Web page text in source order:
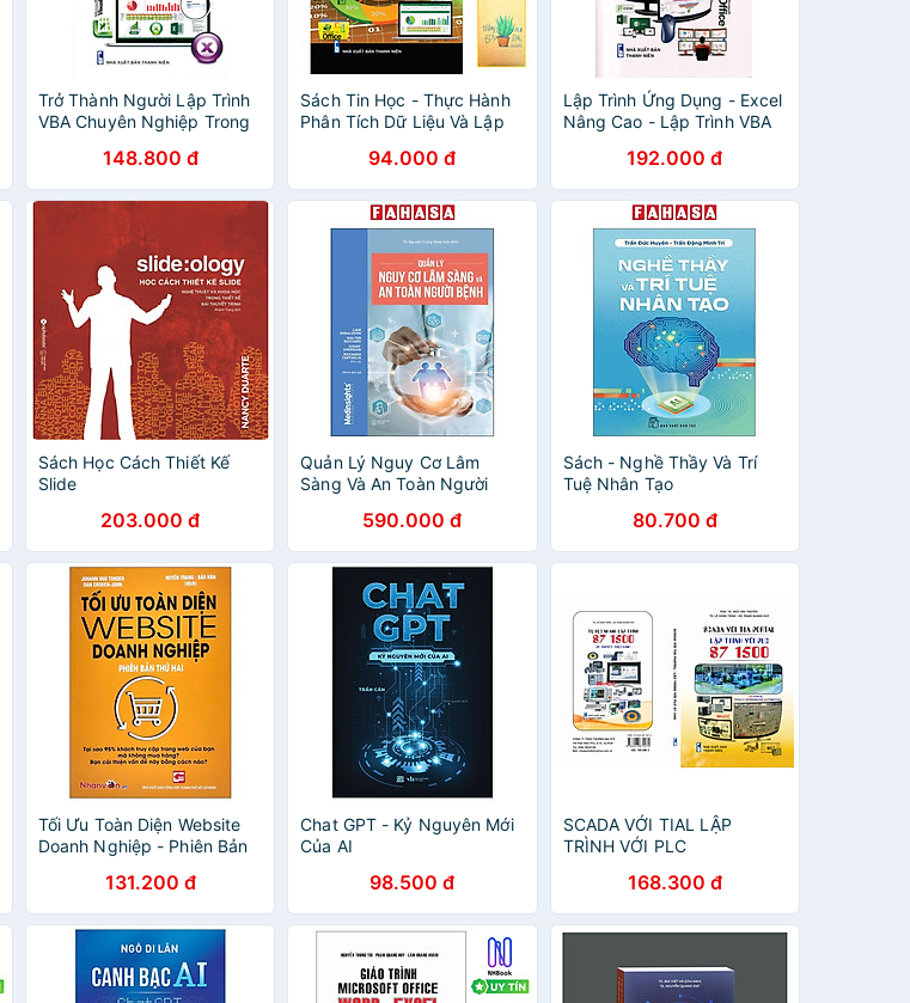
Trở Thành Người Lập Trình
VBA Chuyên Nghiệp Trong
148.800 đ
Sách Tin Học - Thực Hành
Phân Tích Dữ Liệu Và Lập
Excel- Bìa mềm- ( Tặng Sổ
Tay Xương Rồng )
94.000 đ
Lập Trình Ứng Dụng - Excel
Nâng Cao - Lập Trình VBA
192.000 đ
Sách Học Cách Thiết Kế
Slide
203.000 đ
Quản Lý Nguy Cơ Lâm
Sàng Và An Toàn Người
590.000 đ
Sách - Nghề Thầy Và Trí
Tuệ Nhân Tạo
80.700 đ
Tối Ưu Toàn Diện Website
Doanh Nghiệp - Phiên Bản
131.200 đ
Chat GPT - Kỷ Nguyên Mới
Của AI
98.500 đ
SCADA VỚI TIAL LẬP
TRÌNH VỚI PLC
168.300 đ